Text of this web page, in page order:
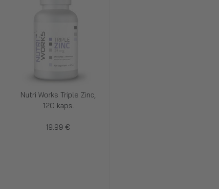
Nutri Works Triple Zinc,
120 kaps.
19.99 €